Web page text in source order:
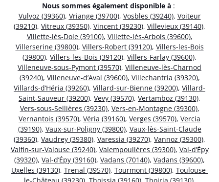
Nous sommes également disponible à :
Vulvoz (39360), Vriange (39700), Vosbles (39240), Voiteur
(39210), Vitreux (39350), Vincent (39230), Villevieux (39140),
Villette-lès-Dole (39100), Villette-lès-Arbois (39600),
Villerserine (39800), Villers-Robert (39120), Villers-les-Bois
(39800), Villers-les-Bois (39120), Villers-Farlay (39600),
Villeneuve-sous-Pymont (39570), Villeneuve-lès-Charnod
(39240), Villeneuve-d’Aval (39600), Villechantria (39320),
Villards-d’Héria (39260), Villard-sur-Bienne (39200), Villard-
Saint-Sauveur (39200), Vevy (39570), Vertamboz (39130),
Vers-sous-Sellières (39230), Vers-en-Montagne (39300),
Vernantois (39570), Véria (39160), Verges (39570), Vercia
(39190), Vaux-sur-Poligny (39800), Vaux-lès-Saint-Claude
(39360), Vaudrey (39380), Varessia (39270), Vannoz (39300),
Valfin-sur-Valouse (39240), Valempoulières (39300), Val-d’Épy
(39320), Val-d’Épy (39160), Vadans (70140), Vadans (39600),
Uxelles (39130), Trenal (39570), Tourmont (39800), Toulouse-